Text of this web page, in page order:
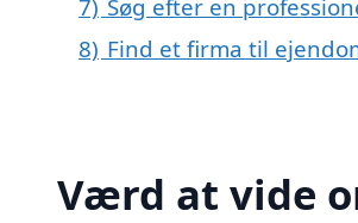
7) Søg efter en
8) Find et firma til
Værd at vide